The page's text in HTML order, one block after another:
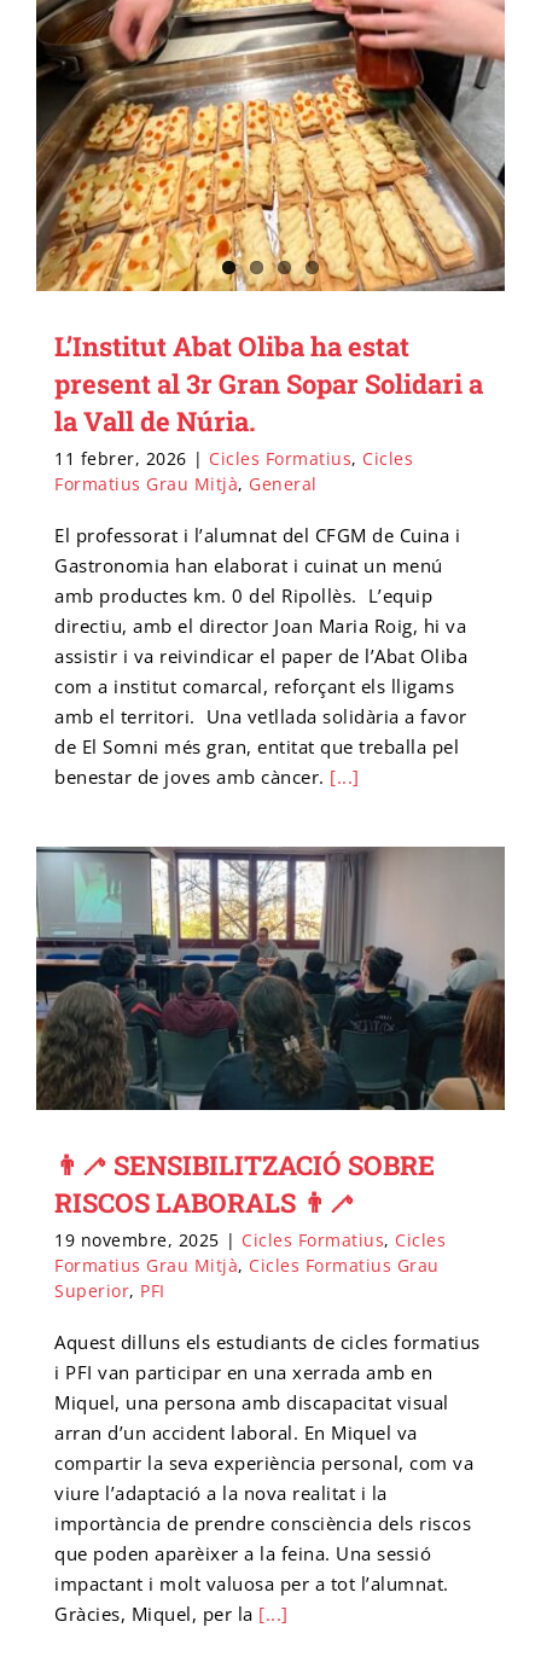
L’Institut Abat Oliba ha estat
present al 3r Gran Sopar Solidari a
la Vall de Núria.
11 febrer, 2026 | Cicles Formatius, Cicles
Formatius Grau Mitjà, General
El professorat i l’alumnat del CFGM de Cuina i
Gastronomia han elaborat i cuinat un menú
amb productes km. 0 del Ripollès. L’equip
directiu, amb el director Joan Maria Roig, hi va
assistir i va reivindicar el paper de l’Abat Oliba
com a institut comarcal, reforçant els lligams
amb el territori. Una vetllada solidària a favor
de El Somni més gran, entitat que treballa pel
benestar de joves amb càncer. [...]
👨‍🦯 SENSIBILITZACIÓ SOBRE
RISCOS LABORALS 👨‍🦯
19 novembre, 2025 | Cicles Formatius, Cicles
Formatius Grau Mitjà, Cicles Formatius Grau
Superior, PFI
Aquest dilluns els estudiants de cicles formatius
i PFI van participar en una xerrada amb en
Miquel, una persona amb discapacitat visual
arran d’un accident laboral. En Miquel va
compartir la seva experiència personal, com va
viure l’adaptació a la nova realitat i la
importància de prendre consciència dels riscos
que poden aparèixer a la feina. Una sessió
impactant i molt valuosa per a tot l’alumnat.
Gràcies, Miquel, per la [...]